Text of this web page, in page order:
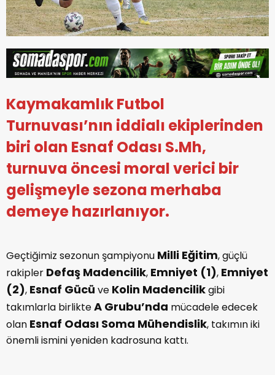
Kaymakamlık Futbol
Turnuvası’nın iddialı ekiplerinden
biri olan Esnaf Odası S.Mh,
turnuva öncesi moral verici bir
gelişmeyle sezona merhaba
demeye hazırlanıyor.
Geçtiğimiz sezonun şampiyonu Milli Eğitim, güçlü
rakipler Defaş Madencilik, Emniyet (1), Emniyet
(2), Esnaf Gücü ve Kolin Madencilikgibi
takımlarla birlikteA Grubu’nda mücadele edecek
olan Esnaf Odası Soma Mühendislik, takımın iki
önemli ismini yeniden kadrosuna kattı.